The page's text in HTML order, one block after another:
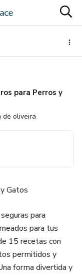
para Perros y
de oliveira
Gatos
para
para tus
15 recetas con
permitidos y
forma divertida y